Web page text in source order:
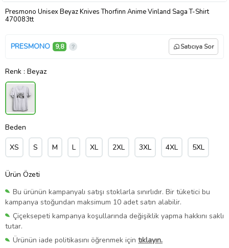
Presmono Unisex Beyaz Knives Thorfinn Anime Vinland Saga T-Shirt
470083tt
PRESMONO 9,8 Satıcıya Sor
Renk : Beyaz
Beden
XS S M L XL 2XL 3XL 4XL 5XL
Ürün Özeti
Bu ürünün kampanyalı satışı stoklarla sınırlıdır. Bir tüketici bu
kampanya stoğundan maksimum 10 adet satın alabilir.
Çiçeksepeti kampanya koşullarında değişiklik yapma hakkını saklı
tutar.
Ürünün iade politikasını öğrenmek için tıklayın.